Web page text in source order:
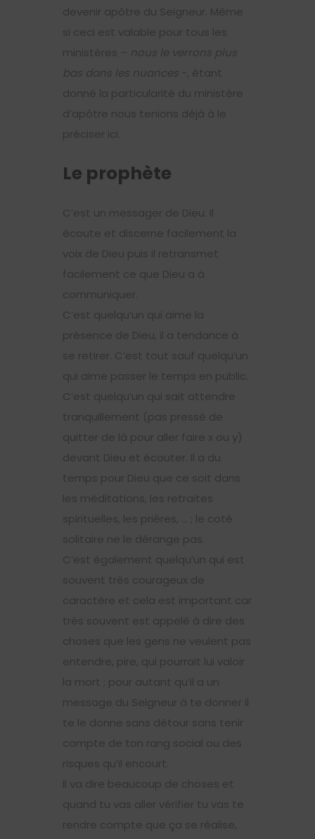
devenir apôtre du Seigneur. Même
si ceci est valable pour tous les
ministères – nous le verrons plus
bas dans les nuances -, étant
donné la particularité du ministère
d’apôtre nous tenions déjà à le
préciser ici.
Le prophète
C’est un messager de Dieu. Il
écoute et discerne facilement la
voix de Dieu puis il retransmet
facilement ce que Dieu a à
communiquer.
C’est quelqu’un qui aime la
présence de Dieu, il a tendance à
se retirer. C’est tout sauf quelqu’un
qui aime passer le temps en public.
C’est quelqu’un qui sait attendre
tranquillement (pas pressé de
quitter de là pour aller faire x ou y)
devant Dieu et écouter. Il a du
temps pour Dieu que ce soit dans
les méditations, les retraites
spirituelles, les prières, … ; le coté
solitaire ne le dérange pas.
C’est également quelqu’un qui est
souvent très courageux de
caractère et cela est important car
très souvent est appelé à dire des
choses que les gens ne veulent pas
entendre, pire, qui pourrait lui valoir
la mort ; pour autant qu’il a un
message du Seigneur à te donner il
te le donne sans détour sans tenir
compte de ton rang social ou des
risques qu’il encourt.
Il va dire beaucoup de choses et
quand tu vas aller vérifier tu vas te
rendre compte que ça se réalise,